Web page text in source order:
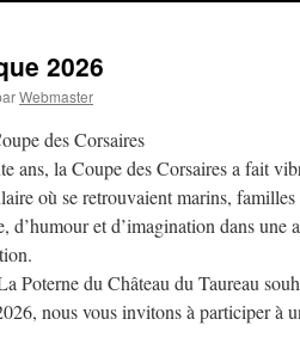
2026
Webmaster
des Corsaires
ans, la Coupe des Corsaires a fait
où se retrouvaient marins,
d’humour et d’imagination dans
Poterne du Château du Taureau
nous vous invitons à participer à